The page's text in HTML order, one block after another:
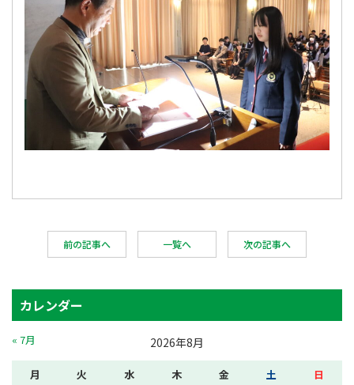
前の記事へ 一覧へ 次の記事へ
カレンダー
2026年8月
月 火 水 木 金 土 日
« 7月